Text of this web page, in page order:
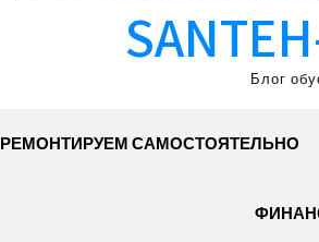
Блог
РЕМОНТИРУЕМ САМОСТОЯТЕЛЬНО